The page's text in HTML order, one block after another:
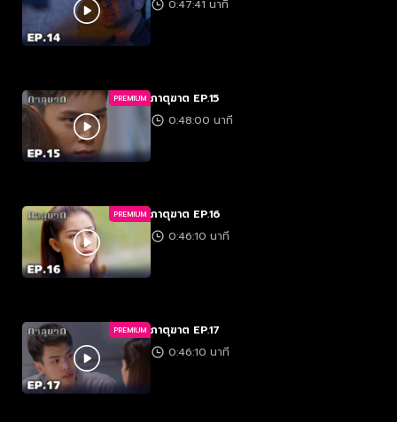
0:47:41 นาที
PREMIUM ภาตุฆาต EP.15
0:48:00 นาที
PREMIUM ภาตุฆาต EP.16
0:46:10 นาที
PREMIUM ภาตุฆาต EP.17
0:46:10 นาที